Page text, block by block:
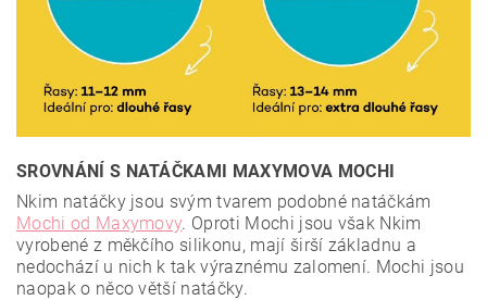
SROVNÁNÍ S NATÁČKAMI MAXYMOVA MOCHI
Nkim natáčky jsou svým tvarem podobné natáčkám
Mochi od Maxymovy. Oproti Mochi jsou však Nkim
vyrobené z měkčího silikonu, mají širší základnu a
nedochází u nich k tak výraznému zalomení. Mochi jsou
naopak o něco větší natáčky.